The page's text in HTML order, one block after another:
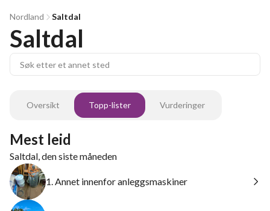
Nordland Saltdal
Saltdal
Oversikt Topp-lister Vurderinger
Mest leid
Saltdal, den siste måneden
1. Annet innenfor anleggsmaskiner